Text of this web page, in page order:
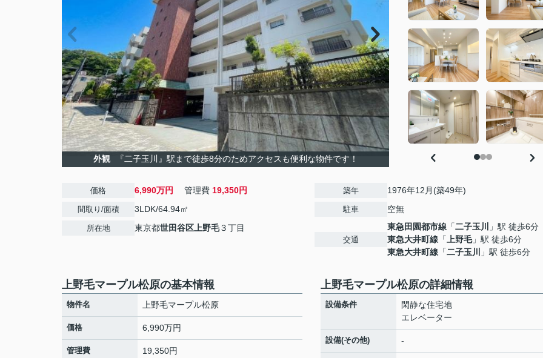
外観 『二子玉川』駅まで徒歩8分のためアクセスも便利な物件です！
価格 6,990万円 管理費 19,350円
間取り/面積 3LDK/64.94㎡
所在地 東京都世田谷区 上野毛３丁目
築年 1976年12月(築49年)
駐車 空無
交通
東急田園都市線 「二子玉川
」駅 徒歩6分
東急大井町線 「 上野毛」駅 徒歩6分
東急大井町線 「二子玉川 」駅 徒歩6分
上野毛マープル松原の基本情報
物件名 上野毛マープル松原
価格 6,990万円
管理費 19,350円
上野毛マープル松原の詳細情報
設備条件
閑静な住宅地
エレベーター
設備(その他) -